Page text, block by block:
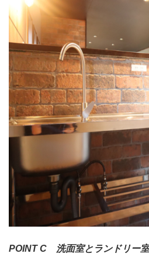
POINT C 洗面室とランドリー